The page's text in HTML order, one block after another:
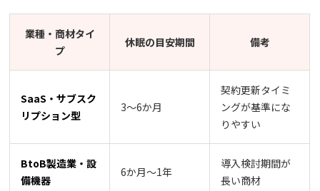
業種・商材タイ
プ
休眠の目安期間 備考
SaaS・サブスク
リプション型
3〜6か月
契約更新タイミ
ングが基準にな
りやすい
BtoB製造業・設
備機器
6か月〜1年
導入検討期間が
長い商材